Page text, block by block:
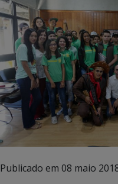
Publicado em 08 maio